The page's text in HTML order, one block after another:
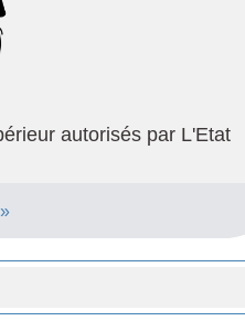
autorisés par L'Etat